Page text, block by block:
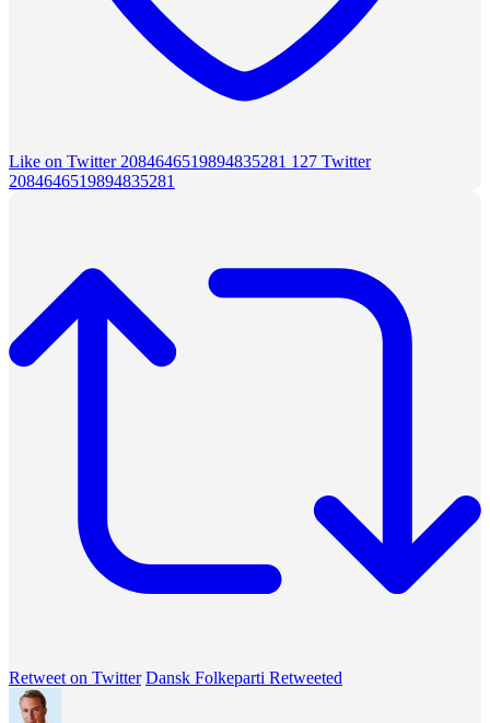
Like on Twitter 2084646519894835281 127 Twitter
2084646519894835281
Retweet on Twitter Dansk Folkeparti Retweeted